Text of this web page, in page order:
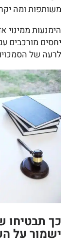
משותפות ומה
הימנעות ממינוי
יחסים מורכבים
לרעה של
כך תבטיחו
ישמור על